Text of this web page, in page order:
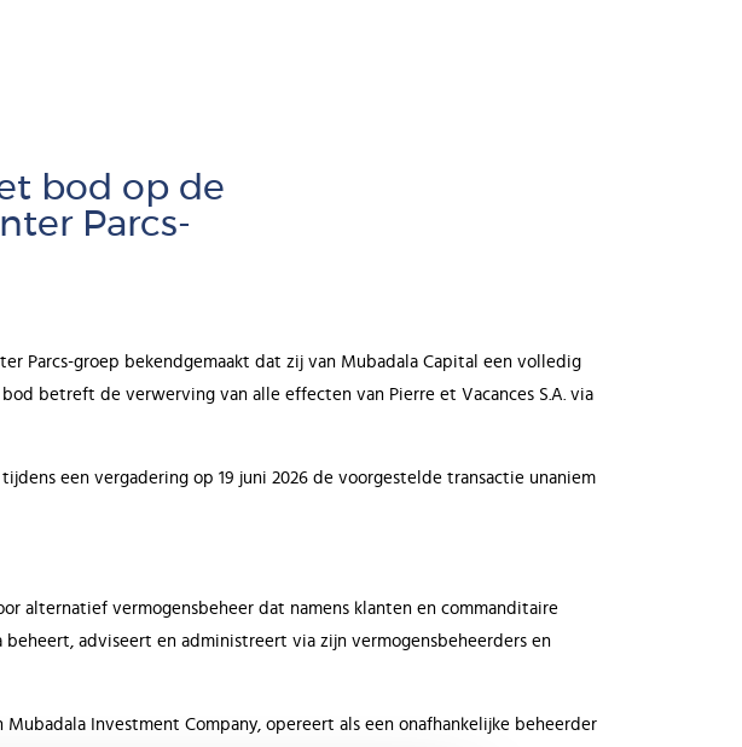
bod op de
Parcs-
Parcs-groep bekendgemaakt dat zij van Mubadala Capital een volledig
betreft de verwerving van alle effecten van Pierre et Vacances S.A. via
een vergadering op 19 juni 2026 de voorgestelde transactie unaniem
alternatief vermogensbeheer dat namens klanten en commanditaire
adviseert en administreert via zijn vermogensbeheerders en
Investment Company, opereert als een onafhankelijke beheerder